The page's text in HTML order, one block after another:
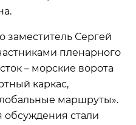
заместитель Сергей
пленарного
– морские ворота
каркас,
маршруты».
стали